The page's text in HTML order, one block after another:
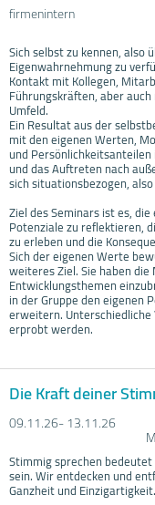
firmenintern
Sich selbst zu kennen, also
Eigenwahrnehmung zu
Kontakt mit Kollegen,
Führungskräften, aber
Umfeld.
Ein Resultat aus der
mit den eigenen Werten,
und
und das Auftreten nach
sich situationsbezogen,
Ziel des Seminars ist es,
Potenziale zu reflektieren,
zu erleben und die
Sich der eigenen Werte
weiteres Ziel. Sie haben
Entwicklungsthemen
in der Gruppe den eigenen
erweitern.
erprobt werden.
Die Kraft deiner
09.11.26- 13.11.26
Stimmig sprechen
sein. Wir entdecken und
Ganzheit und Einzigartigkeit.